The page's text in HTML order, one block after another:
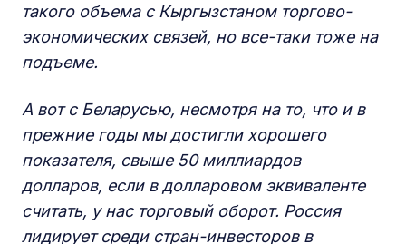
такого объема с Кыргызстаном торгово-
экономических связей, но все-таки тоже на
подъеме.
А вот с Беларусью, несмотря на то, что и в
прежние годы мы достигли хорошего
показателя, свыше 50 миллиардов
долларов, если в долларовом эквиваленте
считать, у нас торговый оборот. Россия
лидирует среди стран-инвесторов в